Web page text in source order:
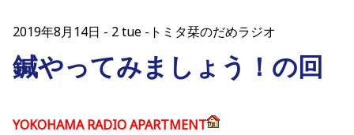
2019年8月14日 2 tue -トミタ栞のだめラジオ
鍼やってみましょう！の回
YOKOHAMA RADIO APARTMENT